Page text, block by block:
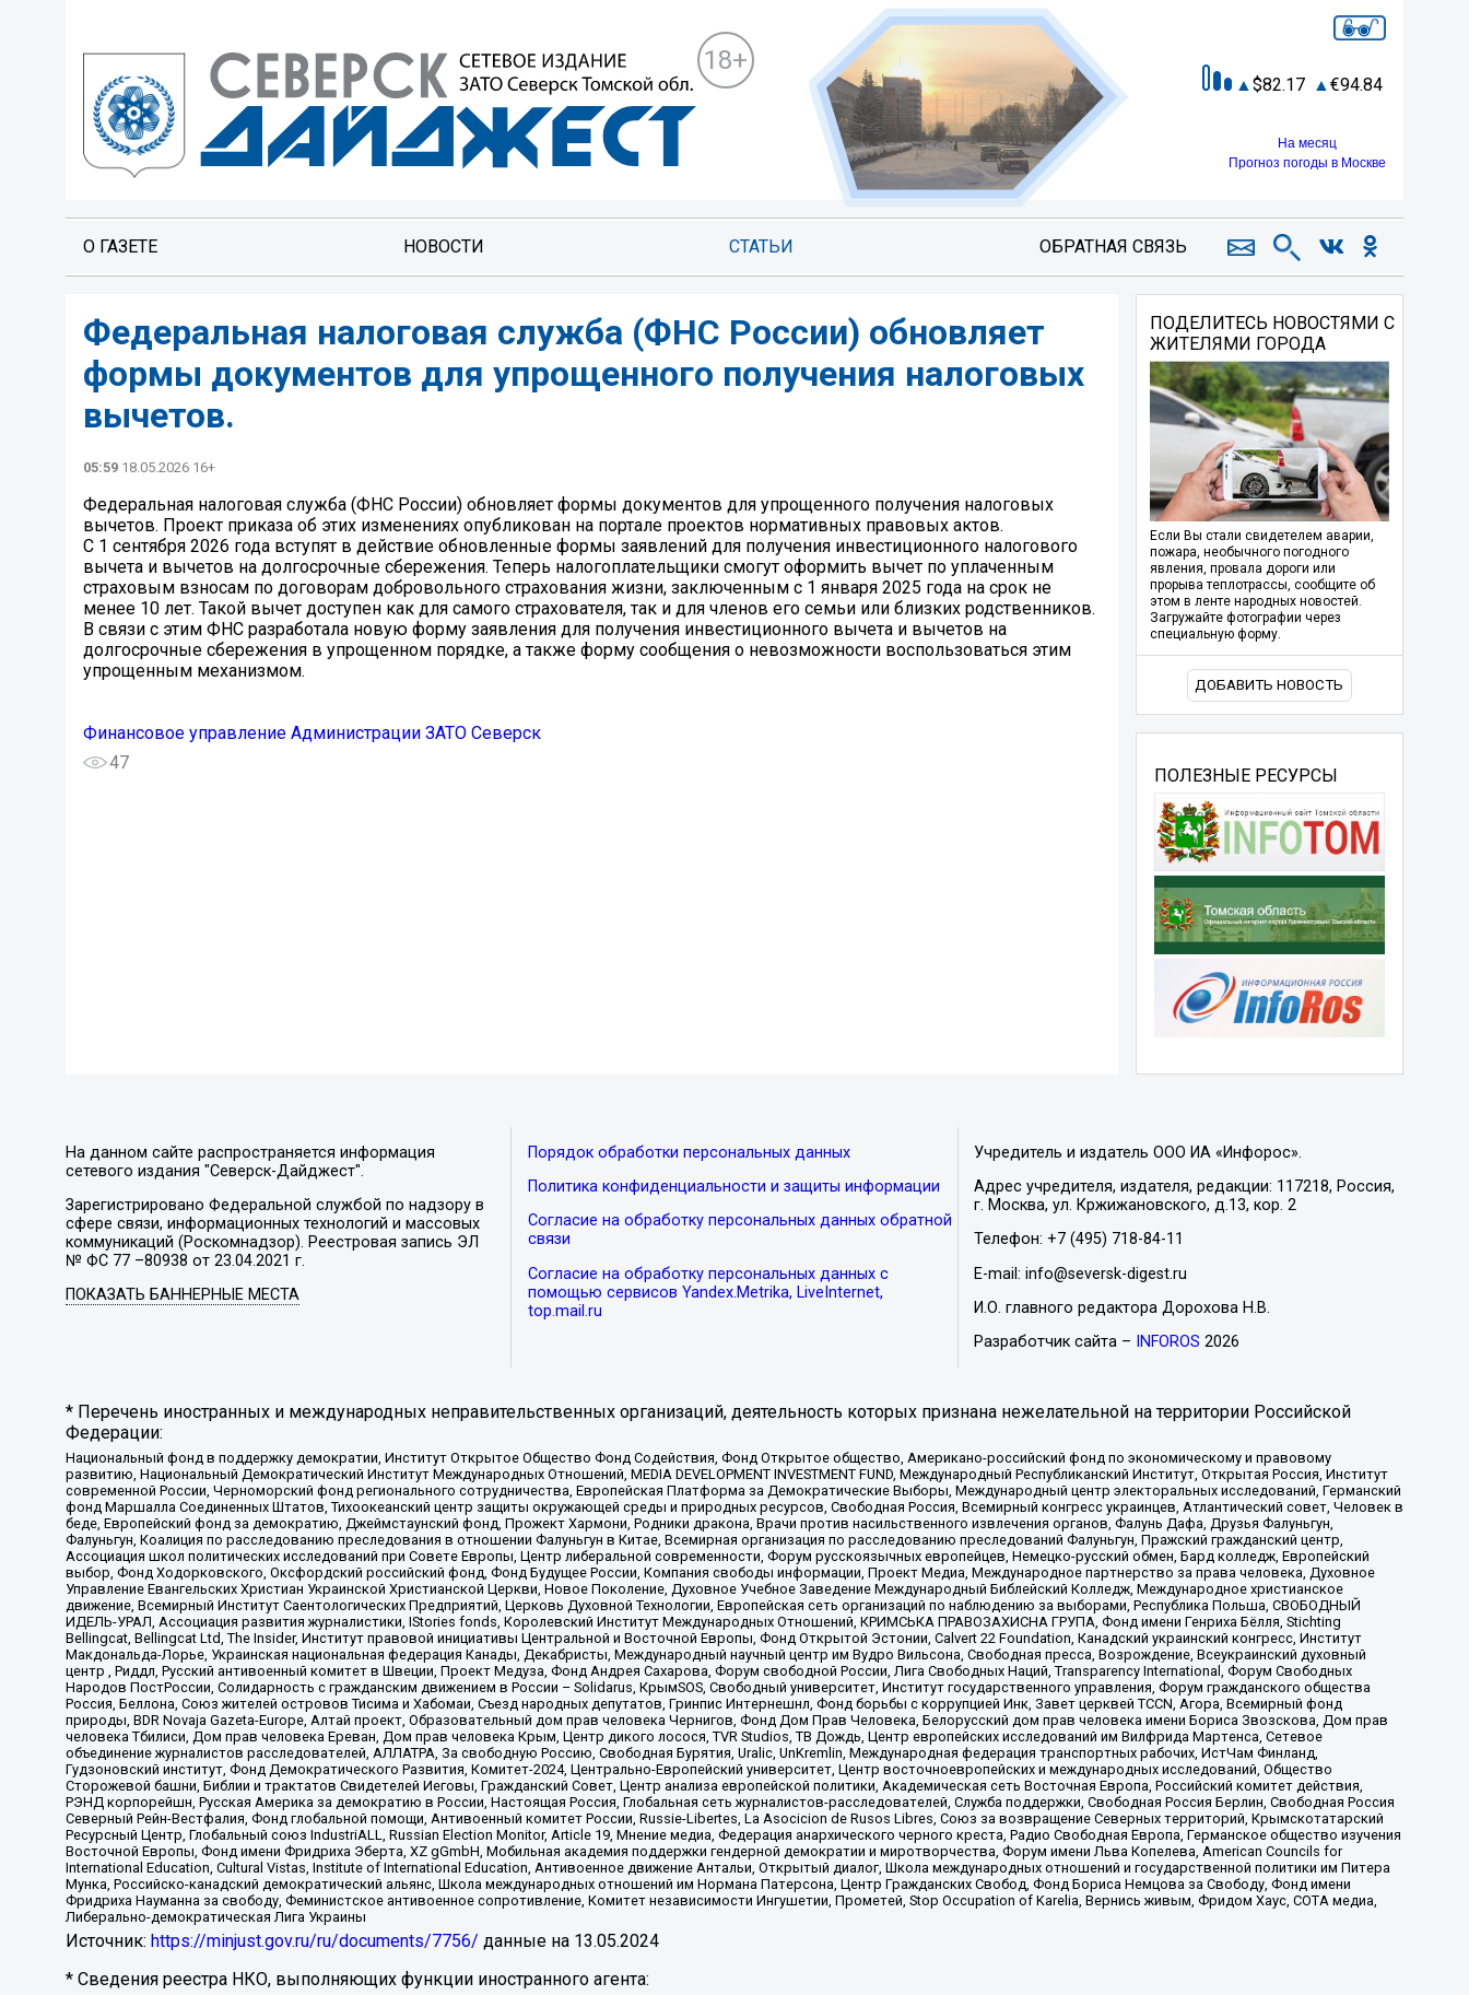
18+
82.17 94.84
На месяц
Прогноз погоды в Москве
О ГАЗЕТЕ НОВОСТИ СТАТЬИ ОБРАТНАЯ СВЯЗЬ
Федеральная налоговая служба (ФНС России) обновляет
формы документов для упрощенного получения налоговых
вычетов.
05:59 18.05.2026 16+
Федеральная налоговая служба (ФНС России) обновляет формы документов для упрощенного получения налоговых
вычетов. Проект приказа об этих изменениях опубликован на портале проектов нормативных правовых актов.
С 1 сентября 2026 года вступят в действие обновленные формы заявлений для получения инвестиционного налогового
вычета и вычетов на долгосрочные сбережения. Теперь налогоплательщики смогут оформить вычет по уплаченным
страховым взносам по договорам добровольного страхования жизни, заключенным с 1 января 2025 года на срок не
менее 10 лет. Такой вычет доступен как для самого страхователя, так и для членов его семьи или близких родственников.
В связи с этим ФНС разработала новую форму заявления для получения инвестиционного вычета и вычетов на
долгосрочные сбережения в упрощенном порядке, а также форму сообщения о невозможности воспользоваться этим
упрощенным механизмом.
Финансовое управление Администрации ЗАТО Северск
47
ПОДЕЛИТЕСЬ НОВОСТЯМИ С
ЖИТЕЛЯМИ ГОРОДА
Если Вы стали свидетелем аварии,
пожара, необычного погодного
явления, провала дороги или
прорыва теплотрассы, сообщите об
этом в ленте народных новостей.
Загружайте фотографии через
специальную форму.
ДОБАВИТЬ НОВОСТЬ
ПОЛЕЗНЫЕ РЕСУРСЫ
На данном сайте распространяется информация
сетевого издания "Северск-Дайджест".
Зарегистрировано Федеральной службой по надзору в
сфере связи, информационных технологий и массовых
коммуникаций (Роскомнадзор). Реестровая запись ЭЛ
№ ФС 77 –80938 от 23.04.2021 г.
ПОКАЗАТЬ БАННЕРНЫЕ МЕСТА
Порядок обработки персональных данных
Политика конфиденциальности и защиты информации
Согласие на обработку персональных данных обратной
связи
Согласие на обработку персональных данных с
помощью сервисов Yandex.Metrika, LiveInternet,
top.mail.ru
Учредитель и издатель ООО ИА «Инфорос».
Адрес учредителя, издателя, редакции: 117218, Россия,
г. Москва, ул. Кржижановского, д.13, кор. 2
Телефон: +7 (495) 718-84-11
E-mail: info@seversk-digest.ru
И.О. главного редактора Дорохова Н.В.
Разработчик сайта – INFOROS 2026
* Перечень иностранных и международных неправительственных организаций, деятельность которых признана нежелательной на территории Российской
Федерации:
Национальный фонд в поддержку демократии, Институт Открытое Общество Фонд Содействия, Фонд Открытое общество, Американо-российский фонд по экономическому и правовому
развитию, Национальный Демократический Институт Международных Отношений, MEDIA DEVELOPMENT INVESTMENT FUND, Международный Республиканский Институт, Открытая Россия, Институт
современной России, Черноморский фонд регионального сотрудничества, Европейская Платформа за Демократические Выборы, Международный центр электоральных исследований, Германский
фонд Маршалла Соединенных Штатов, Тихоокеанский центр защиты окружающей среды и природных ресурсов, Свободная Россия, Всемирный конгресс украинцев, Атлантический совет, Человек в
беде, Европейский фонд за демократию, Джеймстаунский фонд, Прожект Хармони, Родники дракона, Врачи против насильственного извлечения органов, Фалунь Дафа, Друзья Фалуньгун,
Фалуньгун, Коалиция по расследованию преследования в отношении Фалуньгун в Китае, Всемирная организация по расследованию преследований Фалуньгун, Пражский гражданский центр,
Ассоциация школ политических исследований при Совете Европы, Центр либеральной современности, Форум русскоязычных европейцев, Немецко-русский обмен, Бард колледж, Европейский
выбор, Фонд Ходорковского, Оксфордский российский фонд, Фонд Будущее России, Компания свободы информации, Проект Медиа, Международное партнерство за права человека, Духовное
Управление Евангельских Христиан Украинской Христианской Церкви, Новое Поколение, Духовное Учебное Заведение Международный Библейский Колледж, Международное христианское
движение, Всемирный Институт Саентологических Предприятий, Церковь Духовной Технологии, Европейская сеть организаций по наблюдению за выборами, Республика Польша, СВОБОДНЫЙ
ИДЕЛЬ-УРАЛ, Ассоциация развития журналистики, IStories fonds, Королевский Институт Международных Отношений, КРИМСЬКА ПРАВОЗАХИСНА ГРУПА, Фонд имени Генриха Бёлля, Stichting
Bellingcat, Bellingcat Ltd, The Insider, Институт правовой инициативы Центральной и Восточной Европы, Фонд Открытой Эстонии, Calvert 22 Foundation, Канадский украинский конгресс, Институт
Макдональда-Лорье, Украинская национальная федерация Канады, Декабристы, Международный научный центр им Вудро Вильсона, Свободная пресса, Возрождение, Всеукраинский духовный
центр , Риддл, Русский антивоенный комитет в Швеции, Проект Медуза, Фонд Андрея Сахарова, Форум свободной России, Лига Свободных Наций, Transparеncy International, Форум Свободных
Народов ПостРоссии, Солидарность с гражданским движением в России – Solidarus, КрымSOS, Свободный университет, Институт государственного управления, Форум гражданского общества
Россия, Беллона, Союз жителей островов Тисима и Хабомаи, Съезд народных депутатов, Гринпис Интернешнл, Фонд борьбы с коррупцией Инк, Завет церквей TCCN, Агора, Всемирный фонд
природы, BDR Novaja Gazeta-Europe, Алтай проект, Образовательный дом прав человека Чернигов, Фонд Дом Прав Человека, Белорусский дом прав человека имени Бориса Звозскова, Дом прав
человека Тбилиси, Дом прав человека Ереван, Дом прав человека Крым, Центр дикого лосося, TVR Studios, ТВ Дождь, Центр европейских исследований им Вилфрида Мартенса, Сетевое
объединение журналистов расследователей, АЛЛАТРА, За свободную Россию, Свободная Бурятия, Uralic, UnKremlin, Международная федерация транспортных рабочих, ИстЧам Финланд,
Гудзоновский институт, Фонд Демократического Развития, Комитет-2024, Центрально-Европейский университет, Центр восточноевропейских и международных исследований, Общество
Сторожевой башни, Библии и трактатов Свидетелей Иеговы, Гражданский Совет, Центр анализа европейской политики, Академическая сеть Восточная Европа, Российский комитет действия,
РЭНД корпорейшн, Русская Америка за демократию в России, Настоящая Россия, Глобальная сеть журналистов-расследователей, Служба поддержки, Свободная Россия Берлин, Свободная Россия
Северный Рейн-Вестфалия, Фонд глобальной помощи, Антивоенный комитет России, Russie-Libertes, La Asocicion de Rusos Libres, Союз за возвращение Северных территорий, Крымскотатарский
Ресурсный Центр, Глобальный союз IndustriALL, Russian Election Monitor, Article 19, Мнение медиа, Федерация анархического черного креста, Радио Свободная Европа, Германское общество изучения
Восточной Европы, Фонд имени Фридриха Эберта, XZ gGmbH, Мобильная академия поддержки гендерной демократии и миротворчества, Форум имени Льва Копелева, American Councils for
International Education, Cultural Vistas, Institute of International Education, Антивоенное движение Антальи, Открытый диалог, Школа международных отношений и государственной политики им Питера
Мунка, Российско-канадский демократический альянс, Школа международных отношений им Нормана Патерсона, Центр Гражданских Свобод, Фонд Бориса Немцова за Свободу, Фонд имени
Фридриха Науманна за свободу, Феминистское антивоенное сопротивление, Комитет независимости Ингушетии, Прометей, Stop Occupation of Karelia, Вернись живым, Фридом Хаус, СОТА медиа,
Либерально-демократическая Лига Украины
Источник: https://minjust.gov.ru/ru/documents/7756/ данные на 13.05.2024
* Сведения реестра НКО, выполняющих функции иностранного агента: